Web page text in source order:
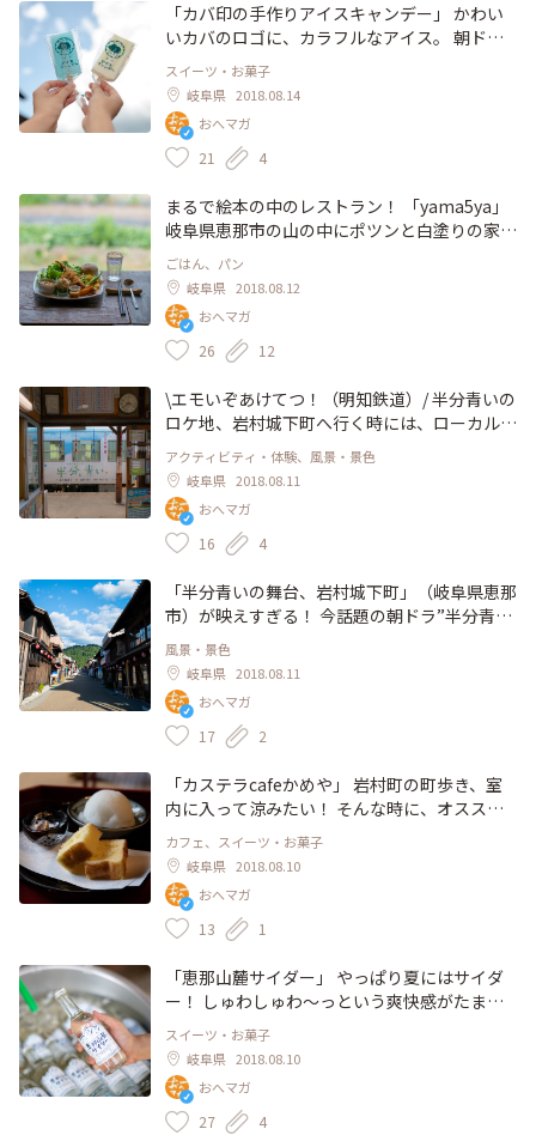
「カバ印の手作りアイスキャンデー」 かわい
いカバのロゴに、カラフルなアイス。 朝ドラ
「半分、青い。」のロケ地、岐阜県恵那市岩村
町の城下町のお店で見つけました。 ソーダ、
抹茶、いちご、あずきとミルクの5種類が売っ
ています。 お店のお母さんのおすすめは、ど
こか懐かしい、ふんわりとした甘みのミルクで
いアイスキャンデーを食べるなんて、これぞ
夏！って感じです😆 #アイスキャンデー #アイ
ス #レトロ #夏 #夏色 #夏旅 #半分青い #半分青
いロケ地 #岩村
スイーツ・お菓子
岐阜県 2018.08.14
おへマガ
21 4
まるで絵本の中のレストラン！ 「yama5ya」
岐阜県恵那市の山の中にポツンと白塗りの家と
ログハウスが。 店内に入ると木の温かみ、恵
那の山々が見える窓、遊び心のある家具たち。
まるで絵本の中の世界です。 yama5yaプレー
トは、人参フライや、薬草ジュレなど、野菜に
こんなにいろんな食べ方があったのだと、わく
離れてのんびりお昼を過ごしたいとき、また来
たいです☺️ #ランチ #ログハウス #恵那 #岐阜
野菜 #ベジタブル #夏 #ヘルシー #のんびり
ごはん、パン
岐阜県 2018.08.12
おへマガ
26 12
\エモいぞあけてつ！（明知鉄道）/ 半分青いの
ロケ地、岩村城下町へ行く時には、ローカル線
の明知鉄道に♪ 今は半分青いのラッピング電
車も走っています。 1時間に一本の時刻表、改
札のない駅、田んぼの中を走る一両編成の電
車…エモいです明知鉄道…。 岩村駅の売店で
は半分青いソフトクリームも売っていますよ🤤
ム #夏色 #夏旅 #とっておきの旅
アクティビティ・体験、風景・景色
岐阜県 2018.08.11
おへマガ
16 4
「半分青いの舞台、岩村城下町」（岐阜県恵那
市）が映えすぎる！ 今話題の朝ドラ”半分青
い”のロケ地は、岐阜県のローカル線明知鉄道
の岩村駅から徒歩10分。 てくてくと歩いてい
くと、古い町並み、青い空、軒先にかかる提
灯、バックには恵那の山々！ 夏休みに田舎の
おばあちゃん家に帰ってきたよ感がすごいんで
😎 #半分青い #半分青いロケ地 #ふくろう商店
街 #夏色 #とっておきの旅 #岩村 #岩村城下町 #
夏
風景・景色
岐阜県 2018.08.11
おへマガ
17 2
「カステラcafeかめや」 岩村町の町歩き、室
内に入って涼みたい！ そんな時に、オススメ
のお店です。 店内はお座敷とテーブルの2種類
の席があり、和と洋が混ざった空間でゆっくり
くつろげます。 昔からの製法で作られたしっ
とりやさしい甘みのカステラと、冷たいアイス
クリームは、夏にぴったりの組み合わせです。
ラcafeかめや」の詳しい記事は下のURLをご覧
ください♪ #とっておきの旅 #夏旅 #恵那 #岩
村 #岩村城下町 #カフェ #cafe #カステラ #のん
びり
カフェ、スイーツ・お菓子
岐阜県 2018.08.10
おへマガ
13 1
「恵那山麓サイダー」 やっぱり夏にはサイダ
ー！ しゅわしゅわ〜っという爽快感がたまり
ません。 恵那の山奥の天然水が使われてい
て、とってもまろやかなんです。 町歩きの途
中で、喉を潤すのにぴったりです。 #とってお
きの旅 #夏旅 #夏色さがし #岐阜 #恵那 #サイダ
ー #飲み物 #涼しい
スイーツ・お菓子
岐阜県 2018.08.10
おへマガ
27 4